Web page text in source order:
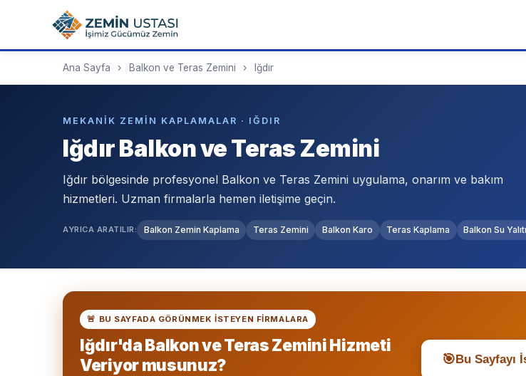
Ana Sayfa › Balkon ve Teras Zemini › Iğdır
MEKANIK ZEMIN KAPLAMALAR · IĞDIR
Iğdır Balkon ve Teras Zemini
Iğdır bölgesinde profesyonel Balkon ve Teras Zemini uygulama, onarım ve bakım
hizmetleri. Uzman firmalarla hemen iletişime geçin.
AYRICA ARATILIR: Balkon Zemin Kaplama Teras Zemini Balkon Karo Teras Kaplama Balkon Su
🚨 BU SAYFADA GÖRÜNMEK ISTEYEN FIRMALARA
Iğdır'da Balkon ve Teras Zemini Hizmeti
Veriyor musunuz?
🎯 Bu Sayfayı